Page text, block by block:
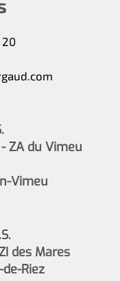
20
ZA du Vimeu
Vimeu
des Mares
Riez